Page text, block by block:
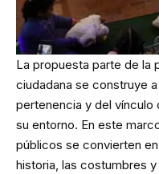
La propuesta parte de la
ciudadana se construye
pertenencia y del vínculo
su entorno. En este
públicos se convierten
historia, las costumbres